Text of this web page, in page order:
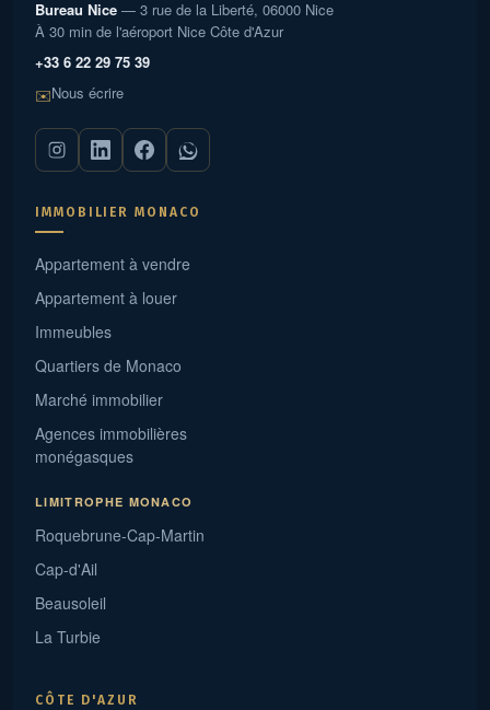
— assurent un confort moderne. Cette villa d’exception
réunit tous les critères d’un investissement réussi sur la
Côte d’Azur: un emplacement à pied des plages de
contemporaines et un appartement indépendant. Qu’il
s’agisse d’une résidence principale, d’une maison de
vacances ou d’un investissement locatif, vous profitez d’une
adresse convoitée, d’une rénovation récente avec
Bureau Nice — 3 rue de la Liberté, 06000 Nice
À 30 min de l'aéroport Nice Côte d'Azur
+33 6 22 29 75 39
✉️Nous écrire
IMMOBILIER MONACO
Appartement à vendre
Appartement à louer
Immeubles
Quartiers de Monaco
Marché immobilier
Agences immobilières
monégasques
LIMITROPHE MONACO
Roquebrune-Cap-Martin
Cap-d'Ail
Beausoleil
La Turbie
CÔTE D'AZUR